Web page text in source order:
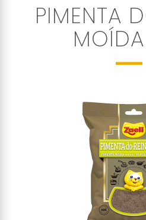
PIMENTA